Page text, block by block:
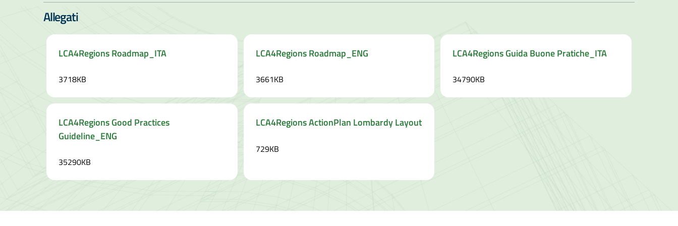
Allegati
LCA4Regions Roadmap_ITA
3718KB
LCA4Regions Roadmap_ENG
3661KB
LCA4Regions Guida Buone Pratiche_ITA
34790KB
LCA4Regions Good Practices
Guideline_ENG
35290KB
LCA4Regions ActionPlan Lombardy Layout
729KB